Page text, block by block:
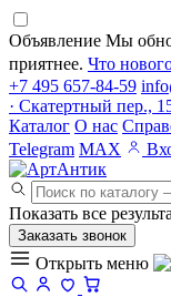
Объявление Мы
приятнее. Что
+7 495 657-84-59
· Скатертный пер.,
Каталог О нас
Telegram MAX
Показать все
Заказать звонок
Открыть меню